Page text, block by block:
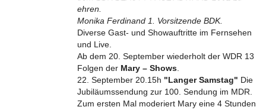
ehren.
Monika Ferdinand 1. Vorsitzende BDK.
Diverse Gast- und Showauftritte im Fernsehen
und Live.
Ab dem 20. September wiederholt der WDR 13
Folgen der Mary – Shows
22. September 20.15h "Langer Samstag" Die
Jubiläumssendung zur 100. Sendung im MDR.
Zum ersten Mal moderiert Mary eine 4 Stunden